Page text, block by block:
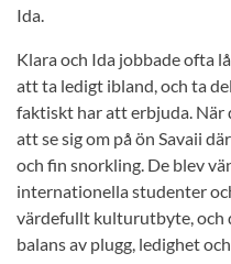
Ida.
Klara och Ida jobbade ofta
att ta ledigt ibland, och ta
faktiskt har att erbjuda. När
att se sig om på ön Savaii
och fin snorkling. De blev
internationella studenter
värdefullt kulturutbyte, och
balans av plugg, ledighet